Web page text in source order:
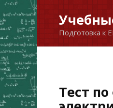
Перейти
к
содержанию
Подготовка к
Тест